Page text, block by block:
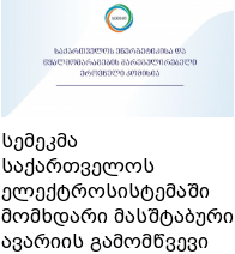
სემეკმა
საქართველოს
ელექტროსისტემაში
მომხდარი მასშტაბური
ავარიის გამომწვევი